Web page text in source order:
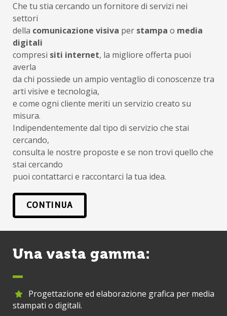
Che tu stia cercando un fornitore di servizi nei
settori
della comunicazione visiva per stampa o media
digitali
compresi siti internet, la migliore offerta puoi
averla
da chi possiede un ampio ventaglio di conoscenze tra
arti visive e tecnologia,
e come ogni cliente meriti un servizio creato su
misura.
Indipendentemente dal tipo di servizio che stai
cercando,
consulta le nostre proposte e se non trovi quello che
stai cercando
puoi contattarci e raccontarci la tua idea.
CONTINUA
Una vasta gamma:
Progettazione ed elaborazione grafica per media
stampati o digitali.